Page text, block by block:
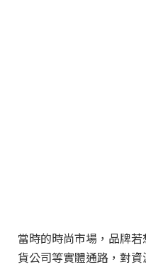
當時的時尚市場，品牌
貨公司等實體通路，對